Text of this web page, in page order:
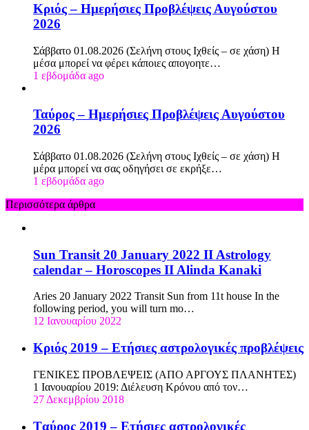
Κριός – Ημερήσιες Προβλέψεις Αυγούστου
2026
Σάββατο 01.08.2026 (Σελήνη στους Ιχθείς – σε χάση) Η
μέσα μπορεί να φέρει κάποιες απογοητε…
1 εβδομάδα ago
Ταύρος – Ημερήσιες Προβλέψεις Αυγούστου
2026
Σάββατο 01.08.2026 (Σελήνη στους Ιχθείς – σε χάση) Η
μέρα μπορεί να σας οδηγήσει σε εκρήξε…
1 εβδομάδα ago
Περισσότερα άρθρα
Sun Transit 20 January 2022 II Astrology
calendar – Horoscopes II Alinda Kanaki
Aries 20 January 2022 Transit Sun from 11t house In the
following period, you will turn mo…
12 Ιανουαρίου 2022
Κριός 2019 – Eτήσιες αστρολογικές προβλέψεις
ΓΕΝΙΚΕΣ ΠΡΟΒΛΕΨΕΙΣ (ΑΠΟ ΑΡΓΟΥΣ ΠΛΑΝΗΤΕΣ)
1 Ιανουαρίου 2019: Διέλευση Κρόνου από τον…
27 Δεκεμβρίου 2018
Tαύρος 2019 – Ετήσιες αστρολογικές